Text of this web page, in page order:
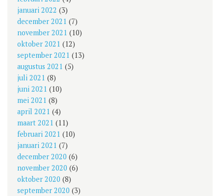
januari 2022 (3)
december 2021 (7)
november 2021 (10)
oktober 2021 (12)
september 2021 (13)
augustus 2021 (5)
juli 2021 (8)
juni 2021 (10)
mei 2021 (8)
april 2021 (4)
maart 2021 (11)
februari 2021 (10)
januari 2021 (7)
december 2020 (6)
november 2020 (6)
oktober 2020 (8)
september 2020 (3)